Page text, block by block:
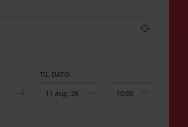
TIL DATO